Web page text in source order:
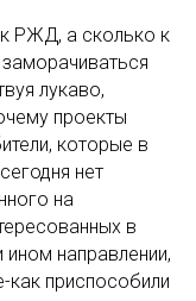
РЖД, а сколько к
лукаво,
проекты
которые в
нет
на
в
ином направлении,
приспособили